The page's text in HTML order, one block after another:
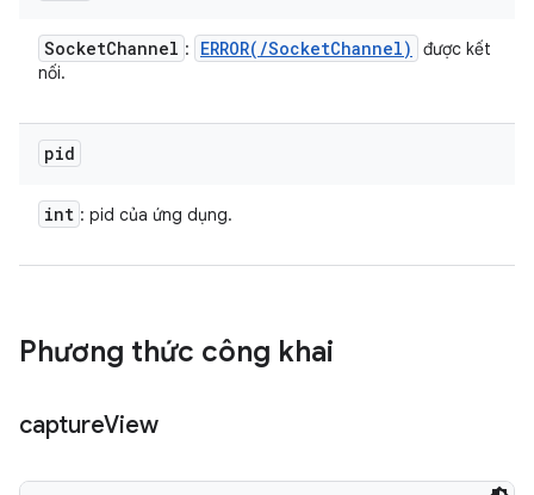
SocketChannel : ERROR( /SocketChannel)
được kết
nối.
pid
int : pid của ứng dụng.
Phương thức công khai
captureView